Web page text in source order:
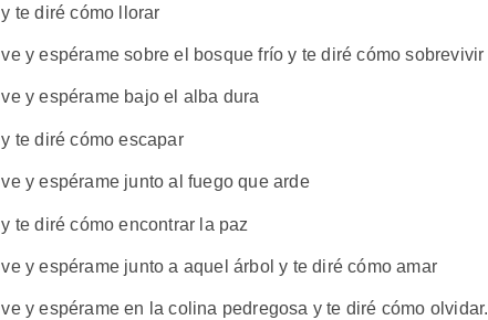
y te diré cómo llorar
ve y espérame sobre el bosque frío y te diré cómo sobrevivir
ve y espérame bajo el alba dura
y te diré cómo escapar
ve y espérame junto al fuego que arde
y te diré cómo encontrar la paz
ve y espérame junto a aquel árbol y te diré cómo amar
ve y espérame en la colina pedregosa y te diré cómo olvidar.